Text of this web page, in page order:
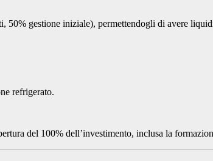
50% gestione iniziale), permettendogli di avere
refrigerato.
del 100% dell’investimento, inclusa la